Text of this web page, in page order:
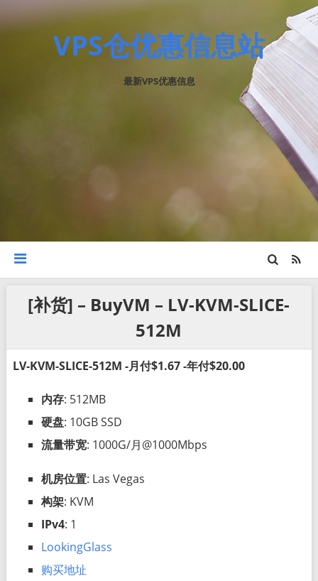
VPS仓优惠信息站
最新VPS优惠信息
[补货] – BuyVM – LV-KVM-SLICE-
512M
LV-KVM-SLICE-512M -月付$1.67 -年付$20.00
内存: 512MB
硬盘: 10GB SSD
流量带宽: 1000G/月@1000Mbps
机房位置: Las Vegas
构架: KVM
IPv4: 1
LookingGlass
购买地址